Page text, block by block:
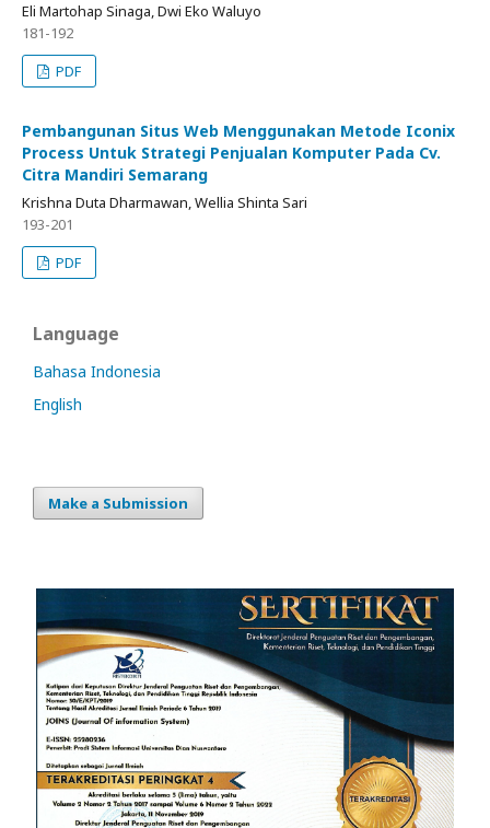
Eli Martohap Sinaga, Dwi Eko Waluyo
181-192
PDF
Pembangunan Situs Web Menggunakan Metode Iconix
Process Untuk Strategi Penjualan Komputer Pada Cv.
Citra Mandiri Semarang
Krishna Duta Dharmawan, Wellia Shinta Sari
193-201
PDF
Language
Bahasa Indonesia
English
Make a Submission